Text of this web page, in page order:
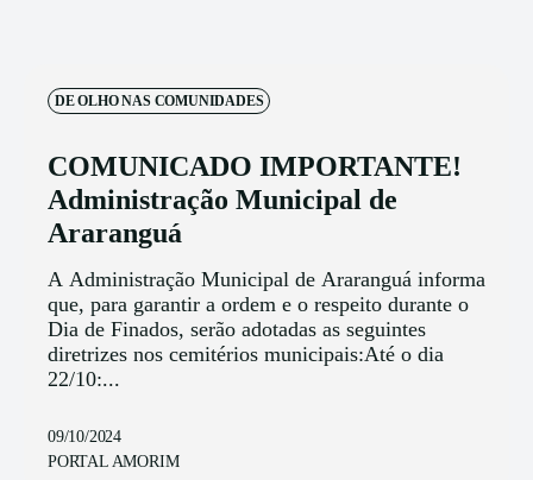
DE OLHO NAS COMUNIDADES
COMUNICADO IMPORTANTE!
Administração Municipal de
Araranguá
A Administração Municipal de Araranguá informa
que, para garantir a ordem e o respeito durante o
Dia de Finados, serão adotadas as seguintes
diretrizes nos cemitérios municipais:Até o dia
22/10:...
09/10/2024
PORTAL AMORIM